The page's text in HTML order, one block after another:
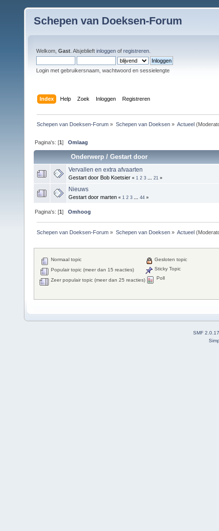
Schepen van Doeksen-Forum
Welkom, Gast . Alsjeblieft inloggen of registreren
Login met gebruikersnaam, wachtwoord en sessielengte
Index Help Zoek Inloggen Registreren
Schepen van Doeksen-Forum » Schepen van Doeksen» Actueel
Pagina's: [1]Omlaag
Onderwerp /Gestart door
Vervallen en extra afvaarten
Gestart door Bob Koetsier « 1 2 3 21 »
Nieuws
Gestart door marten « 1 2 3 44 »
Pagina's: [1]Omhoog
Schepen van Doeksen-Forum » Schepen van Doeksen» Actueel
Normaal topic
Populair topic (meer dan 15 reacties)
Zeer populair topic (meer dan 25 reacties)
Gesloten topic
Sticky Topic
Poll
SMF 2.0.17